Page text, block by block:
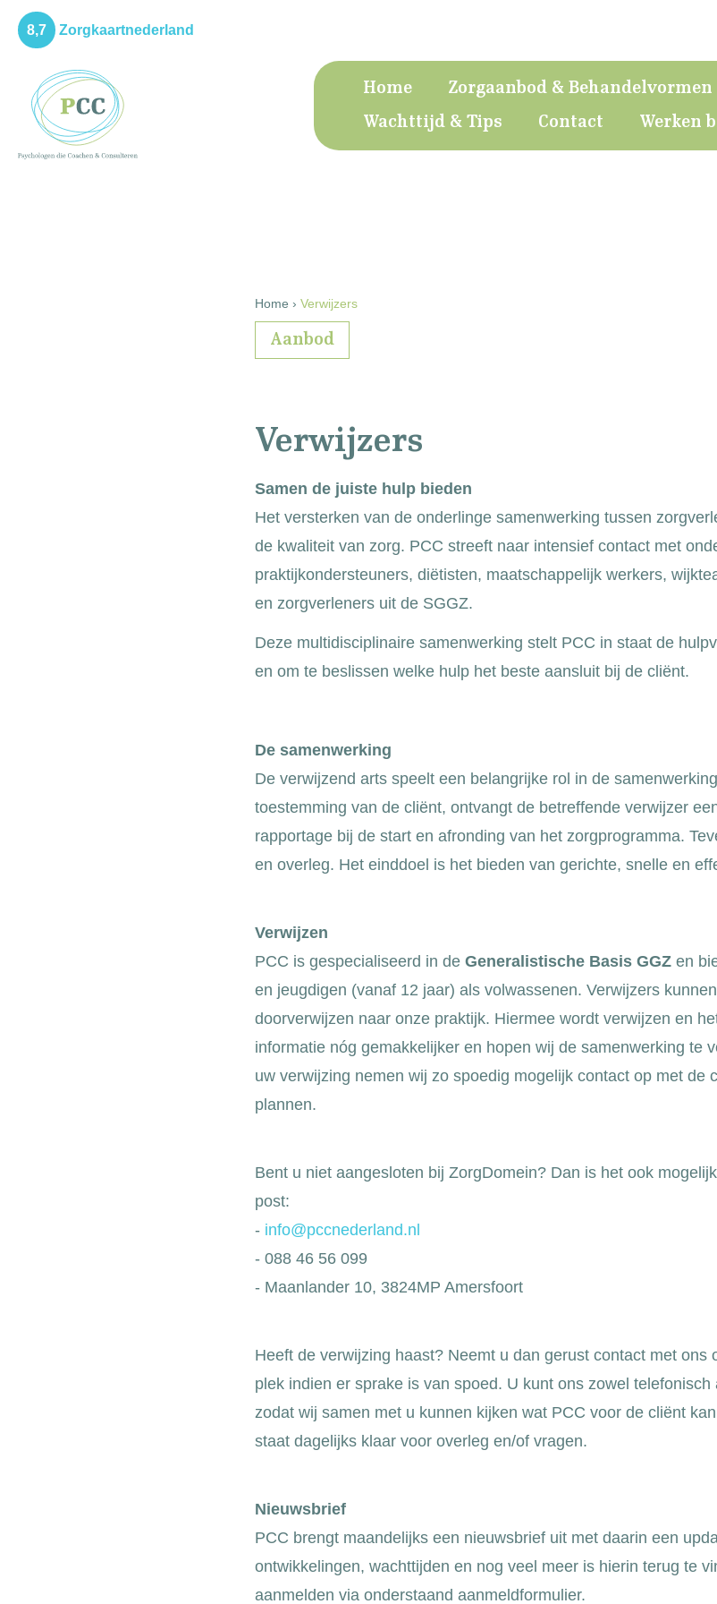
8,7 Zorgkaartnederland
Home Zorgaanbod & Behandelvormen
Wachttijd & Tips
Contact Werken
Home › Verwijzers
Aanbod
Verwijzers
Samen de juiste hulp bieden
Het versterken van de onderlinge samenwerking tussen
de kwaliteit van zorg. PCC streeft naar intensief contact met
praktijkondersteuners, diëtisten, maatschappelijk werkers,
en zorgverleners uit de SGGZ.
Deze multidisciplinaire samenwerking stelt PCC in staat de
en om te beslissen welke hulp het beste aansluit bij de cliënt.
De samenwerking
De verwijzend arts speelt een belangrijke rol in de
toestemming van de cliënt, ontvangt de betreffende verwijzer
rapportage bij de start en afronding van het zorgprogramma.
en overleg. Het einddoel is het bieden van gerichte, snelle en
Verwijzen
PCC is gespecialiseerd in de Generalistische Basis GGZen
en jeugdigen (vanaf 12 jaar) als volwassenen. Verwijzers
doorverwijzen naar onze praktijk. Hiermee wordt verwijzen en
informatie nóg gemakkelijker en hopen wij de samenwerking te
uw verwijzing nemen wij zo spoedig mogelijk contact op met de
plannen.
Bent u niet aangesloten bij ZorgDomein? Dan is het ook
post:
- info@pccnederland.nl
- 088 46 56 099
- Maanlander 10, 3824MP Amersfoort
Heeft de verwijzing haast? Neemt u dan gerust contact met ons
plek indien er sprake is van spoed. U kunt ons zowel
zodat wij samen met u kunnen kijken wat PCC voor de cliënt
staat dagelijks klaar voor overleg en/of vragen.
Nieuwsbrief
PCC brengt maandelijks een nieuwsbrief uit met daarin een
ontwikkelingen, wachttijden en nog veel meer is hierin terug te
aanmelden via onderstaand aanmeldformulier.